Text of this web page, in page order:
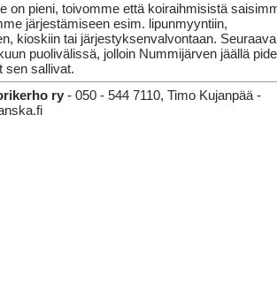
on pieni, toivomme että koiraihmisistä
järjestämiseen esim. lipunmyyntiin,
kioskiin tai järjestyksenvalvontaan.
puolivälissä, jolloin Nummijärven jäällä
sen sallivat.
ry - 050 - 544 7110, Timo Kujanpää -